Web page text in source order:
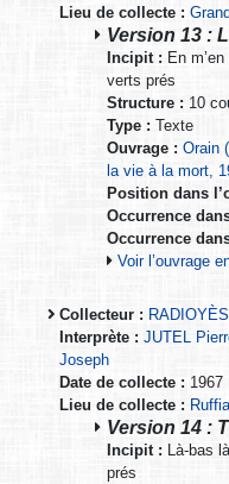
Lieu de collecte :
Version 13 :
Incipit : En
verts prés
Structure : 10
Type : Texte
Ouvrage : Orain
la vie à la mort,
Position dans
Occurrence
Occurrence
Voir l’ouvrage
Collecteur :
Interprète : JUTEL
Joseph
Date de collecte : 1967
Lieu de collecte :
Version 14 :
Incipit : Là-bas
prés